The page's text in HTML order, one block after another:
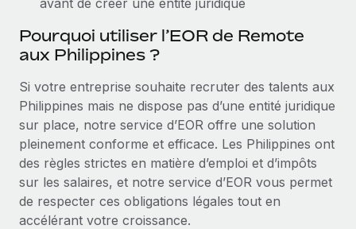
répartis dans 19 pays grâce à Remote
Phiture, un leader notable du conseil en matière de
croissance mobile internationale, encourage les...
En savoir plus
Pourquoi utiliser l’EOR de Remote
aux Philippines ?
Si votre entreprise souhaite recruter des talents aux
Philippines mais ne dispose pas d’une entité juridique
sur place, notre service d’EOR offre une solution
pleinement conforme et efficace. Les Philippines ont
des règles strictes en matière d’emploi et d’impôts
sur les salaires, et notre service d’EOR vous permet
de respecter ces obligations légales tout en
accélérant votre croissance.